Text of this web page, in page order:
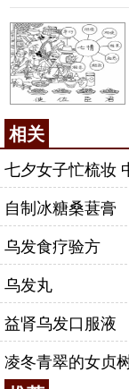
相关
七夕女子忙梳妆
自制冰糖桑葚膏
乌发食疗验方
乌发丸
益肾乌发口服液
凌冬青翠的女贞